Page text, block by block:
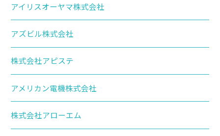
アイリスオーヤマ株式会社
アズビル株式会社
株式会社アピステ
アメリカン電機株式会社
株式会社アローエム